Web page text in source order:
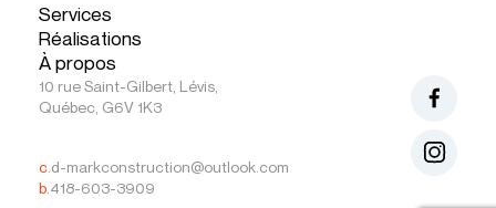
Services
Réalisations
À propos
10 rue Saint-Gilbert, Lévis,
Québec, G6V 1K3
c. d-markconstruction@outlook.com
b. 418-603-3909